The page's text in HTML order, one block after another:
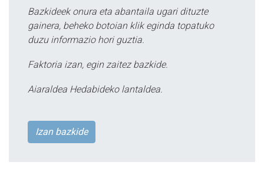
Bazkideek onura eta abantaila ugari dituzte
gainera, beheko botoian klik eginda topatuko
duzu informazio hori guztia.
Faktoria izan, egin zaitez bazkide.
Aiaraldea Hedabideko lantaldea.
Izan bazkide